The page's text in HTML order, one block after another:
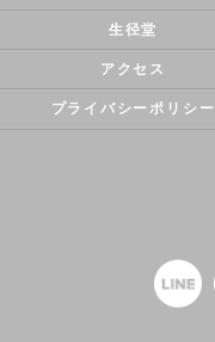
生径堂
アクセス
プライバシーポリシー